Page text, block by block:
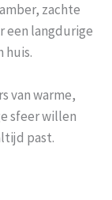
zachte
een langdurige
huis.
van warme,
sfeer willen
past.